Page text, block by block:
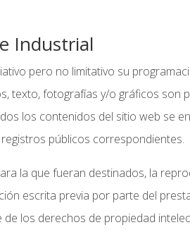
Industrial
pero no limitativo su
texto, fotografías y/o gráficos
los contenidos del sitio web se
públicos correspondientes.
la que fueran destinados, la
escrita previa por parte del
los derechos de propiedad